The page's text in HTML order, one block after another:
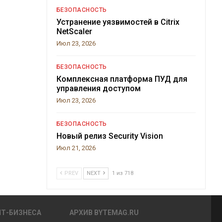
БЕЗОПАСНОСТЬ
Устранение уязвимостей в Citrix
NetScaler
Июл 23, 2026
БЕЗОПАСНОСТЬ
Комплексная платформа ПУД для
управления доступом
Июл 23, 2026
БЕЗОПАСНОСТЬ
Новый релиз Security Vision
Июл 21, 2026
PREV NEXT 1 из 718
БИЗНЕСА АРХИВ BYTEMAG.RU